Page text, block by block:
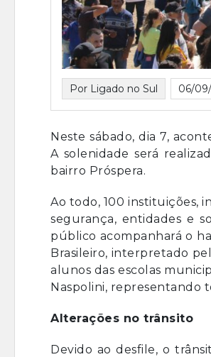
Por Ligado no Sul 06/
Neste sábado, dia 7,
A solenidade será
bairro Próspera.
Ao todo, 100 instituições,
segurança, entidades e
público acompanhará o
Brasileiro, interpretado
alunos das escolas
Naspolini, representando
Alterações no trânsito
Devido ao desfile, o